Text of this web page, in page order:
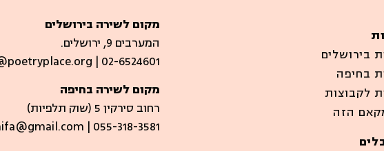
בירושלים
בחיפה
לקבוצות
הזה
מקום לשירה בירושלים
המערבים 9, ירושלים.
| 02-6524601
מקום לשירה בחיפה
רחוב סירקין 5 (שוק תלפיות)​
| ​055-318-3581